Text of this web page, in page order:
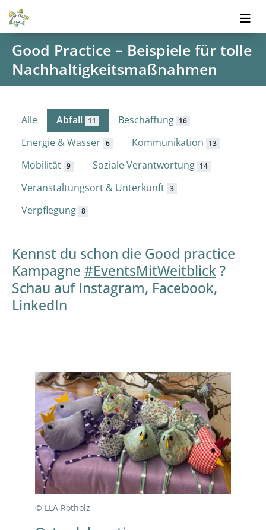
Good Practice – Beispiele für tolle
Nachhaltigkeitsmaßnahmen
Alle Abfall 11 Beschaffung 16
Energie & Wasser 6 Kommunikation 13
Mobilität 9 Soziale Verantwortung 14
Veranstaltungsort & Unterkunft 3
Verpflegung 8
Kennst du schon die Good practice
Kampagne #EventsMitWeitblick?
Schau auf Instagram, Facebook,
LinkedIn
© LLA Rotholz